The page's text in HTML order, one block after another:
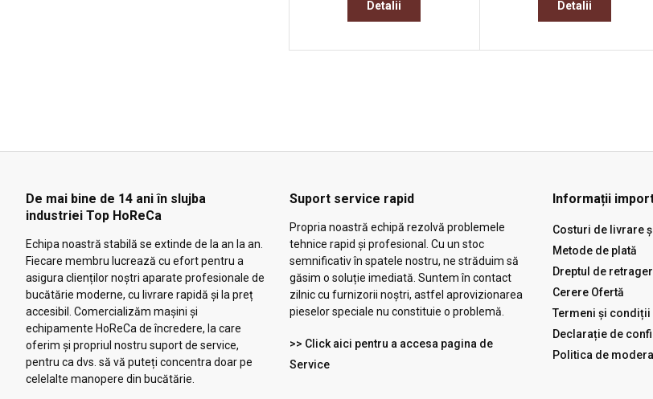
Detalii Detalii
De mai bine de 14 ani în slujba
industriei Top HoReCa
Echipa noastră stabilă se extinde de la an la an.
Fiecare membru lucrează cu efort pentru a
asigura clienților noștri aparate profesionale de
bucătărie moderne, cu livrare rapidă și la preț
accesibil. Comercializăm mașini și
echipamente HoReCa de încredere, la care
oferim și propriul nostru suport de service,
pentru ca dvs. să vă puteți concentra doar pe
celelalte manopere din bucătărie.
Suport service rapid
Propria noastră echipă rezolvă problemele
tehnice rapid și profesional. Cu un stoc
semnificativ în spatele nostru, ne străduim să
găsim o soluție imediată. Suntem în contact
zilnic cu furnizorii noștri, astfel aprovizionarea
pieselor speciale nu constituie o problemă.
>> Click aici pentru a accesa pagina de
Service
Informații
Costuri de livrare
Metode de plată
Dreptul de
Cerere Ofertă
Termeni și condiții
Declarație de
Politica de